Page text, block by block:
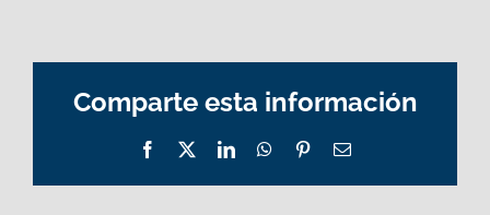
Comparte esta información
Facebook LinkedInWhatsApp
PinterestEmail